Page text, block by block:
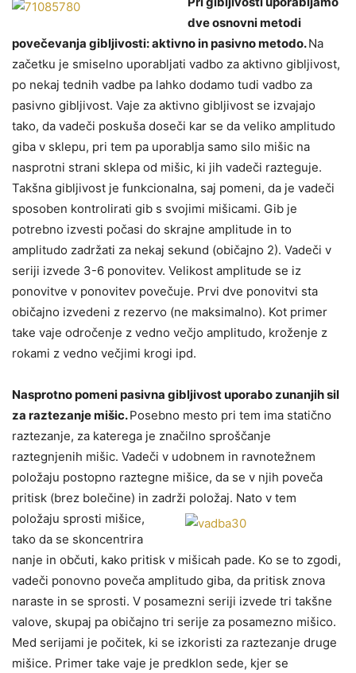
dve osnovni metodi
povečevanja gibljivosti: aktivno in pasivno metodo.Na
začetku je smiselno uporabljati vadbo za aktivno gibljivost,
po nekaj tednih vadbe pa lahko dodamo tudi vadbo za
pasivno gibljivost. Vaje za aktivno gibljivost se izvajajo
tako, da vadeči poskuša doseči kar se da veliko amplitudo
giba v sklepu, pri tem pa uporablja samo silo mišic na
nasprotni strani sklepa od mišic, ki jih vadeči razteguje.
Takšna gibljivost je funkcionalna, saj pomeni, da je vadeči
sposoben kontrolirati gib s svojimi mišicami. Gib je
potrebno izvesti počasi do skrajne amplitude in to
amplitudo zadržati za nekaj sekund (običajno 2). Vadeči v
seriji izvede 3-6 ponovitev. Velikost amplitude se iz
ponovitve v ponovitev povečuje. Prvi dve ponovitvi sta
običajno izvedeni z rezervo (ne maksimalno). Kot primer
take vaje odročenje z vedno večjo amplitudo, kroženje z
rokami z vedno večjimi krogi ipd.
Nasprotno pomeni pasivna gibljivost uporabo zunanjih sil
za raztezanje mišic.Posebno mesto pri tem ima statično
raztezanje, za katerega je značilno sproščanje
raztegnjenih mišic. Vadeči v udobnem in ravnotežnem
položaju postopno raztegne mišice, da se v njih poveča
pritisk (brez bolečine) in zadrži položaj. Nato v tem
položaju sprosti mišice,
tako da se skoncentrira
nanje in občuti, kako pritisk v mišicah pade. Ko se to zgodi,
vadeči ponovno poveča amplitudo giba, da pritisk znova
naraste in se sprosti. V posamezni seriji izvede tri takšne
valove, skupaj pa običajno tri serije za posamezno mišico.
Med serijami je počitek, ki se izkoristi za raztezanje druge
mišice. Primer take vaje je predklon sede, kjer se